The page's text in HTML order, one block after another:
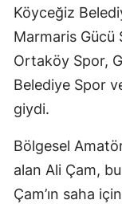
Köyceğiz
Marmaris Gücü
Ortaköy Spor,
Belediye Spor
giydi.
Bölgesel
alan Ali Çam,
Çam’ın saha